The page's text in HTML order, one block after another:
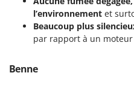
Rouleaux pour
Scies à Ruban
Idromatic
Il-Tec
Imperia
Intec
l’environnement et
Beaucoup plus
par rapport à un
Benne